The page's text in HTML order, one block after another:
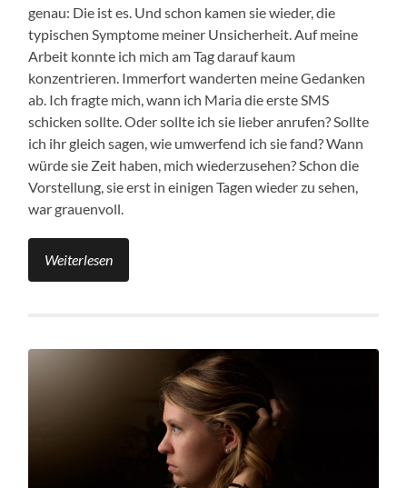
genau: Die ist es. Und schon kamen sie wieder, die
typischen Symptome meiner Unsicherheit. Auf meine
Arbeit konnte ich mich am Tag darauf kaum
konzentrieren. Immerfort wanderten meine Gedanken
ab. Ich fragte mich, wann ich Maria die erste SMS
schicken sollte. Oder sollte ich sie lieber anrufen? Sollte
ich ihr gleich sagen, wie umwerfend ich sie fand? Wann
würde sie Zeit haben, mich wiederzusehen? Schon die
Vorstellung, sie erst in einigen Tagen wieder zu sehen,
war grauenvoll.
Weiterlesen